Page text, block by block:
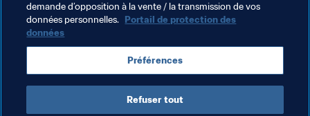
Thèmes en lien
Coupe du Monde de Futsal de la FIFA, Lituanie 2021
Lithuania UEFA
demande d’opposition à la vente / la transmission de vos
données personnelles. Portail de protection des
données
Préférences
Refuser tout